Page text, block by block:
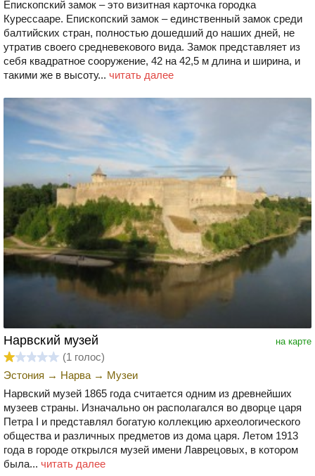
Епископский замок – это визитная карточка городка
Курессааре. Епископский замок – единственный замок среди
балтийских стран, полностью дошедший до наших дней, не
утратив своего средневекового вида. Замок представляет из
себя квадратное сооружение, 42 на 42,5 м длина и ширина, и
такими же в высоту... читать далее
на карте
Нарвский музей
(1 голос)
Эстония → Нарва → Музеи
Нарвский музей 1865 года считается одним из древнейших
музеев страны. Изначально он располагался во дворце царя
Петра I и представлял богатую коллекцию археологического
общества и различных предметов из дома царя. Летом 1913
года в городе открылся музей имени Лаврецовых, в котором
была... читать далее